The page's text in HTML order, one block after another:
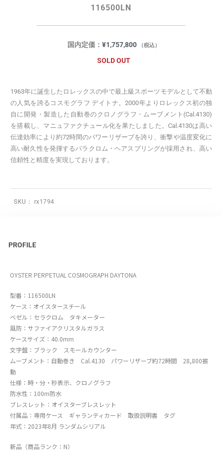
116500LN
国内定価： ¥1,757,800 （税込）
SOLD OUT
1963年に誕生したロレックスの中で最上級スポーツモデルとして不動
の人気を誇るコスモグラフ デイトナ。2000年よりロレックス初の独
自に開発・製造した自動巻のクロノグラフ・ムーブメント(Cal.4130)
を搭載し、マニュファクチュール化を果たしました。Cal.4130は高い
伝達効率により約72時間のパワーリザーブを誇り、衝撃や温度変化に
高い耐久性を発揮するパラクロム・ヘアスプリングが採用され、高い
信頼性と精度を実現しております。
SKU： rx1794
PROFILE
OYSTER PERPETUAL COSMOGRAPH DAYTONA
型番：116500LN
ケース：オイスタースチール
ベゼル：セラクロム タキメーター
風防：サファイアクリスタルガラス
ケースサイズ：40.0mm
文字盤：ブラック スモールカウンター
ムーブメント：自動巻き Cal.4130 パワーリザーブ約72時間 28,800振
動
仕様：時・分・秒表示、クロノグラフ
防水性：100m防水
ブレスレット：オイスターブレスレット
付属品：専用ケース ギャランティカード 取扱説明書 タグ
年式：2023年8月 ランダムシリアル
新品（商品ランク：N）